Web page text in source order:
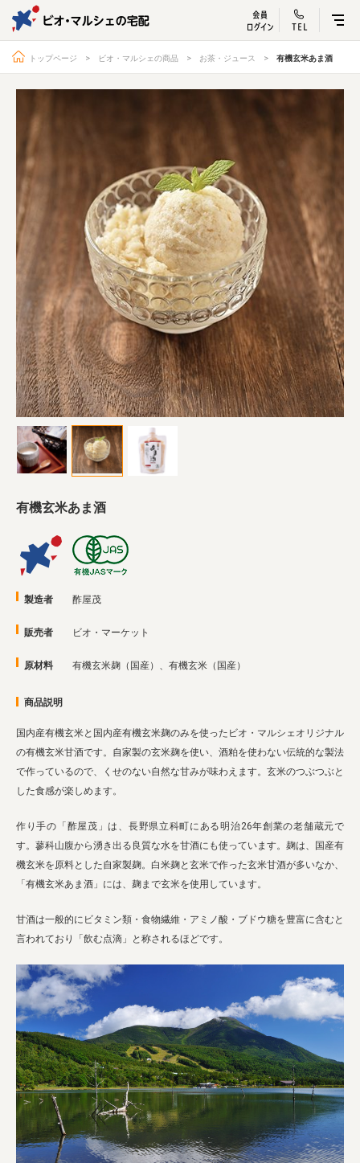
ビオ・マルシェ
宅配サービス紹介 有機野菜のお試しセッ
宅配サービスについて
ビオ・マルシェの商品 ご利用ガイド
よくある質問 オーガニックって何
お届け情報 生産者・製造者
取扱店 ビオママクラブ
お問い合わせ 放射性物質への対応
会社概要 採用情報
業務用卸 SDGsへの取り組み
トップページ ビオ・マルシェの商品 お茶・ジュース 有機玄米あま酒
有機玄米あま酒
製造者 酢屋茂
販売者 ビオ・マーケット
原材料 有機玄米麹（国産）、有機玄米（国産）
商品説明
国内産有機玄米と国内産有機玄米麹のみを使ったビオ・マルシェオリジナル
の有機玄米甘酒です。自家製の玄米麹を使い、酒粕を使わない伝統的な製法
で作っているので、くせのない自然な甘みが味わえます。玄米のつぶつぶと
した食感が楽しめます。
作り手の「酢屋茂」は、長野県立科町にある明治26年創業の老舗蔵元で
す。蓼科山腹から湧き出る良質な水を甘酒にも使っています。麹は、国産有
機玄米を原料とした自家製麹。白米麹と玄米で作った玄米甘酒が多いなか、
「有機玄米あま酒」には、麹まで玄米を使用しています。
甘酒は一般的にビタミン類・食物繊維・アミノ酸・ブドウ糖を豊富に含むと
言われており「飲む点滴」と称されるほどです。